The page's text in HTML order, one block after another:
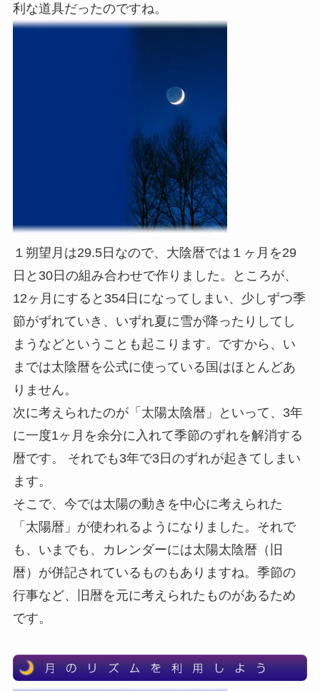
利な道具だったのですね。
１朔望月は29.5日なので、大陰暦では１ヶ月を29
日と30日の組み合わせで作りました。ところが、
12ヶ月にすると354日になってしまい、少しずつ季
節がずれていき、いずれ夏に雪が降ったりしてし
まうなどということも起こります。ですから、い
までは太陰暦を公式に使っている国はほとんどあ
りません。
次に考えられたのが「太陽太陰暦」といって、3年
に一度1ヶ月を余分に入れて季節のずれを解消する
暦です。 それでも3年で3日のずれが起きてしまい
ます。
そこで、今では太陽の動きを中心に考えられた
「太陽暦」が使われるようになりました。それで
も、いまでも、カレンダーには太陽太陰暦（旧
暦）が併記されているものもありますね。季節の
行事など、旧暦を元に考えられたものがあるため
です。